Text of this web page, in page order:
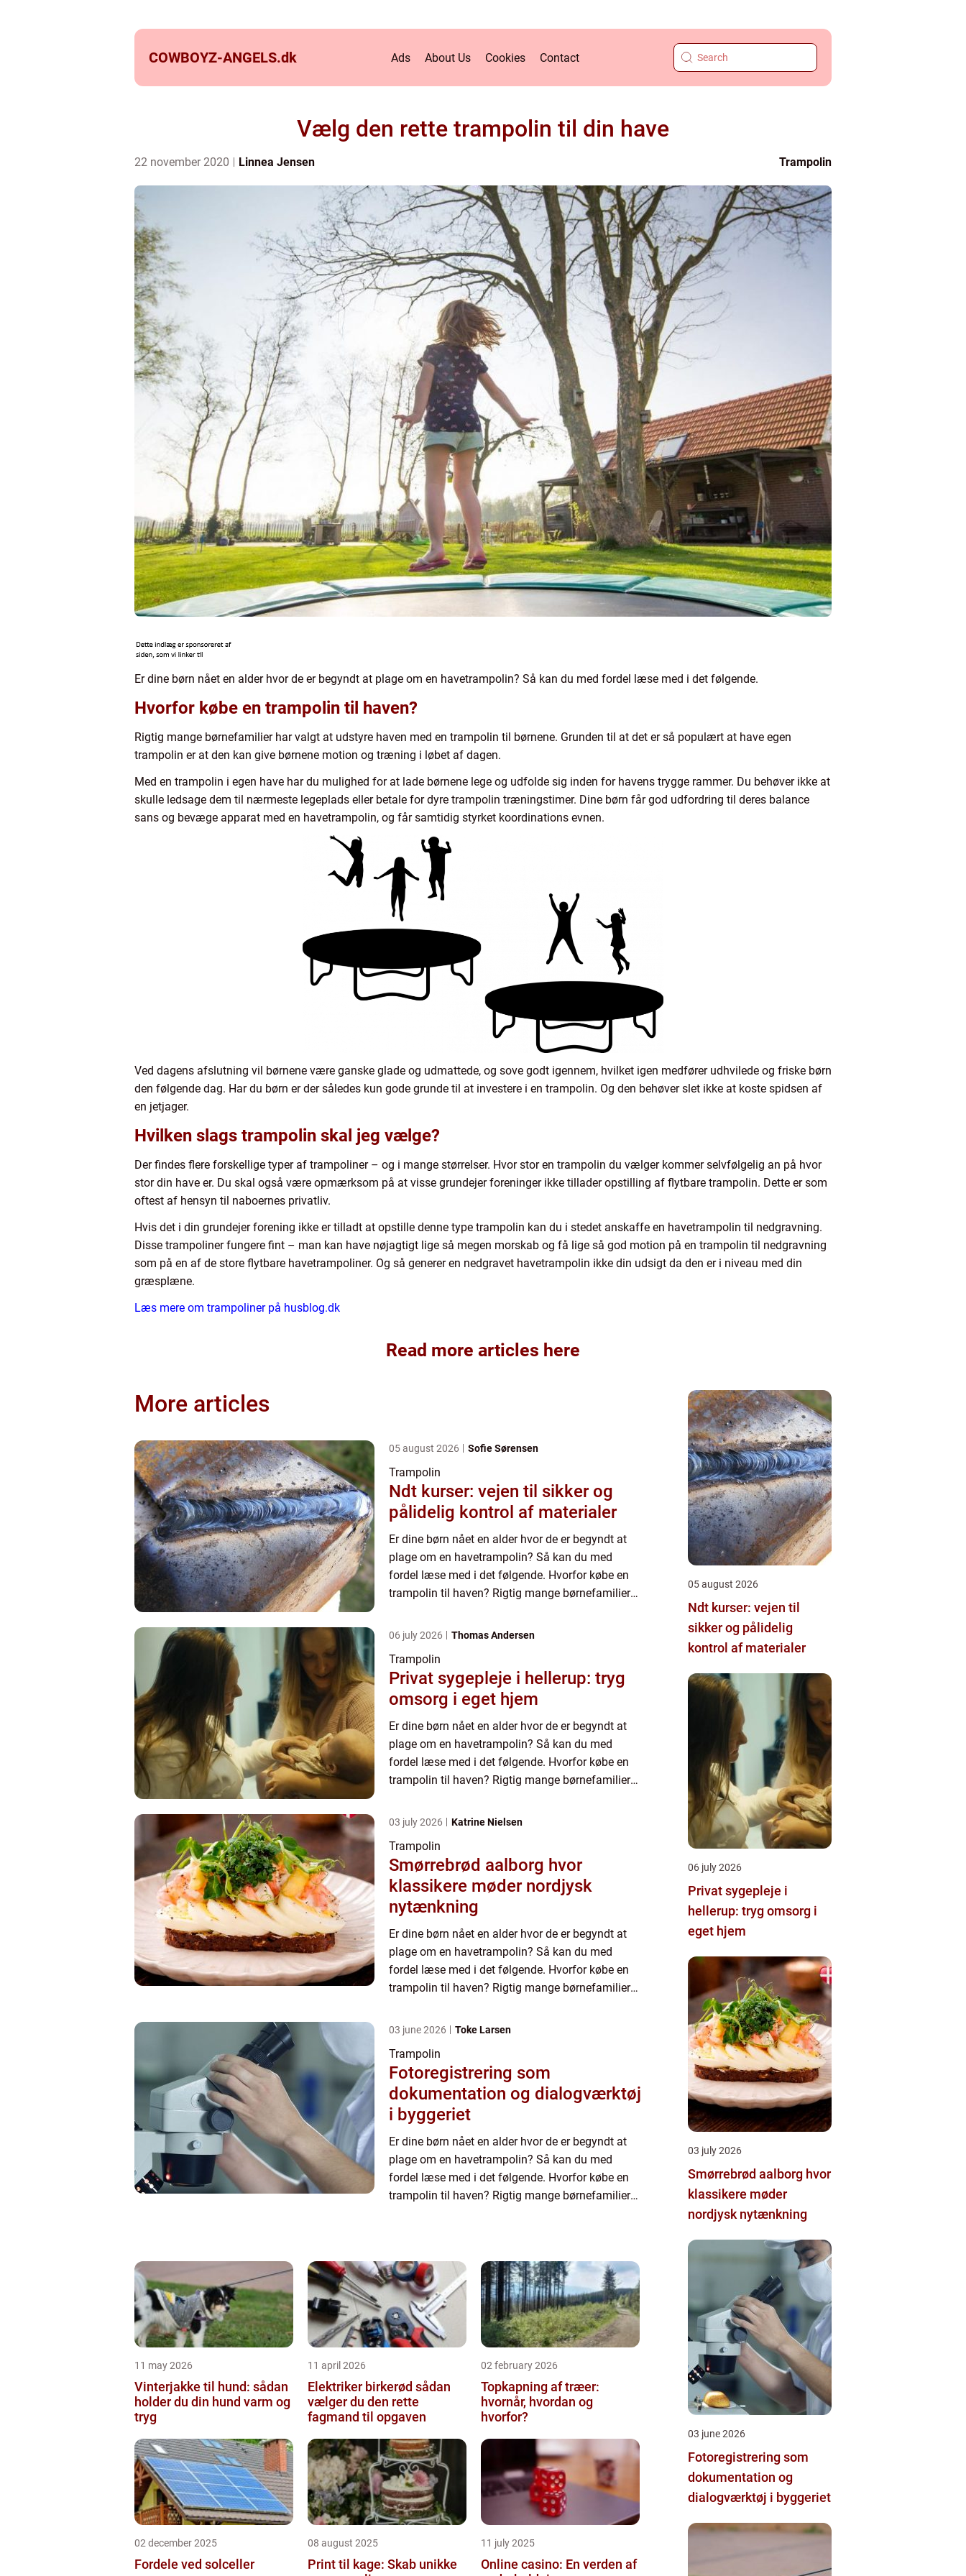
COWBOYZ-ANGELS.dk Ads About Us Cookies Contact
Vælg den rette trampolin til din have
22 november 2020 Linnea Jensen Trampolin
Er dine børn nået en alder hvor de er begyndt at plage om en havetrampolin? Så kan du med fordel læse med i det følgende.
Hvorfor købe en trampolin til haven?
Rigtig mange børnefamilier har valgt at udstyre haven med en trampolin til børnene. Grunden til at det er så populært at have egen
trampolin er at den kan give børnene motion og træning i løbet af dagen.
Med en trampolin i egen have har du mulighed for at lade børnene lege og udfolde sig inden for havens trygge rammer. Du behøver ikke at
skulle ledsage dem til nærmeste legeplads eller betale for dyre trampolin træningstimer. Dine børn får god udfordring til deres balance
sans og bevæge apparat med en havetrampolin, og får samtidig styrket koordinations evnen.
Ved dagens afslutning vil børnene være ganske glade og udmattede, og sove godt igennem, hvilket igen medfører udhvilede og friske børn
den følgende dag. Har du børn er der således kun gode grunde til at investere i en trampolin. Og den behøver slet ikke at koste spidsen af
en jetjager.
Hvilken slags trampolin skal jeg vælge?
Der findes flere forskellige typer af trampoliner – og i mange størrelser. Hvor stor en trampolin du vælger kommer selvfølgelig an på hvor
stor din have er. Du skal også være opmærksom på at visse grundejer foreninger ikke tillader opstilling af flytbare trampolin. Dette er som
oftest af hensyn til naboernes privatliv.
Hvis det i din grundejer forening ikke er tilladt at opstille denne type trampolin kan du i stedet anskaffe en havetrampolin til nedgravning.
Disse trampoliner fungere fint – man kan have nøjagtigt lige så megen morskab og få lige så god motion på en trampolin til nedgravning
som på en af de store flytbare havetrampoliner. Og så generer en nedgravet havetrampolin ikke din udsigt da den er i niveau med din
græsplæne.
Læs mere om trampoliner på husblog.dk
Read more articles here
More articles
05 august 2026 Sofie Sørensen
Trampolin
Ndt kurser: vejen til sikker og
pålidelig kontrol af materialer
Er dine børn nået en alder hvor de er begyndt at
plage om en havetrampolin? Så kan du med
fordel læse med i det følgende. Hvorfor købe en
trampolin til haven? Rigtig mange børnefamilier
06 july 2026 Thomas Andersen
Trampolin
Privat sygepleje i hellerup: tryg
omsorg i eget hjem
Er dine børn nået en alder hvor de er begyndt at
plage om en havetrampolin? Så kan du med
fordel læse med i det følgende. Hvorfor købe en
trampolin til haven? Rigtig mange børnefamilier
03 july 2026 Katrine Nielsen
Trampolin
Smørrebrød aalborg hvor
klassikere møder nordjysk
nytænkning
Er dine børn nået en alder hvor de er begyndt at
plage om en havetrampolin? Så kan du med
fordel læse med i det følgende. Hvorfor købe en
trampolin til haven? Rigtig mange børnefamilier
03 june 2026 Toke Larsen
Trampolin
Fotoregistrering som
dokumentation og dialogværktøj
i byggeriet
Er dine børn nået en alder hvor de er begyndt at
plage om en havetrampolin? Så kan du med
fordel læse med i det følgende. Hvorfor købe en
trampolin til haven? Rigtig mange børnefamilier
11 may 2026
Vinterjakke til hund: sådan
holder du din hund varm og
tryg
11 april 2026
Elektriker birkerød sådan
vælger du den rette
fagmand til opgaven
02 february 2026
Topkapning af træer:
hvornår, hvordan og
hvorfor?
02 december 2025
Fordele ved solceller
08 august 2025
Print til kage: Skab unikke
11 july 2025
Online casino: En verden af
05 august 2026
Ndt kurser: vejen til
sikker og pålidelig
kontrol af materialer
06 july 2026
Privat sygepleje i
hellerup: tryg omsorg i
eget hjem
03 july 2026
Smørrebrød aalborg hvor
klassikere møder
nordjysk nytænkning
03 june 2026
Fotoregistrering som
dokumentation og
dialogværktøj i byggeriet